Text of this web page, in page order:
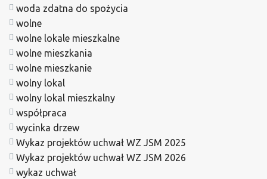
woda zdatna do spożycia
wolne
wolne lokale mieszkalne
wolne mieszkania
wolne mieszkanie
wolny lokal
wolny lokal mieszkalny
współpraca
wycinka drzew
Wykaz projektów uchwał WZ JSM 2025
Wykaz projektów uchwał WZ JSM 2026
wykaz uchwał